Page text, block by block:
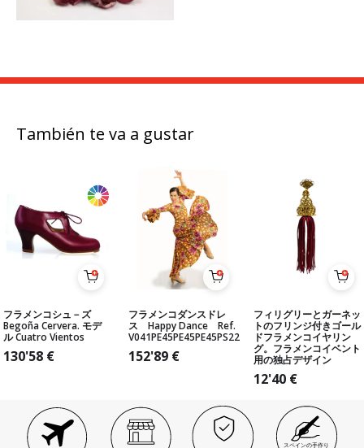
También te va a gustar
フラメンコシュ－ズ
Begoña Cervera. モデ
ル Cuatro Vientos
130'58 €
フラメンコダンスドレ
ス Happy Dance Ref.
V041PE45PE45PE45PS22
152'89 €
フィリグリーとガーネッ
トのフリンジ付きゴール
ドフラメンコイヤリン
グ。フラメンコイベント
用の独占デザイン
12'40 €
スペインの手作り